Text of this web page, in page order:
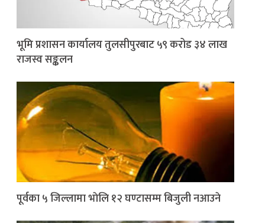
भूमि प्रशासन कार्यालय तुलसीपुरबाट ५९ करोड ३४ लाख
राजस्व सङ्कलन
पूर्वका ५ जिल्लामा भाेलि १२ घण्टासम्म बिजुली नआउने